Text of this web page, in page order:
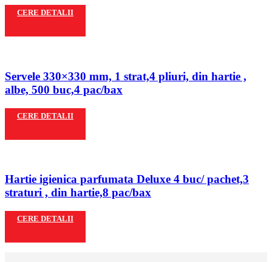
CERE DETALII
Servele 330×330 mm, 1 strat,4 pliuri, din hartie ,
albe, 500 buc,4 pac/bax
CERE DETALII
Hartie igienica parfumata Deluxe 4 buc/ pachet,3
straturi , din hartie,8 pac/bax
CERE DETALII